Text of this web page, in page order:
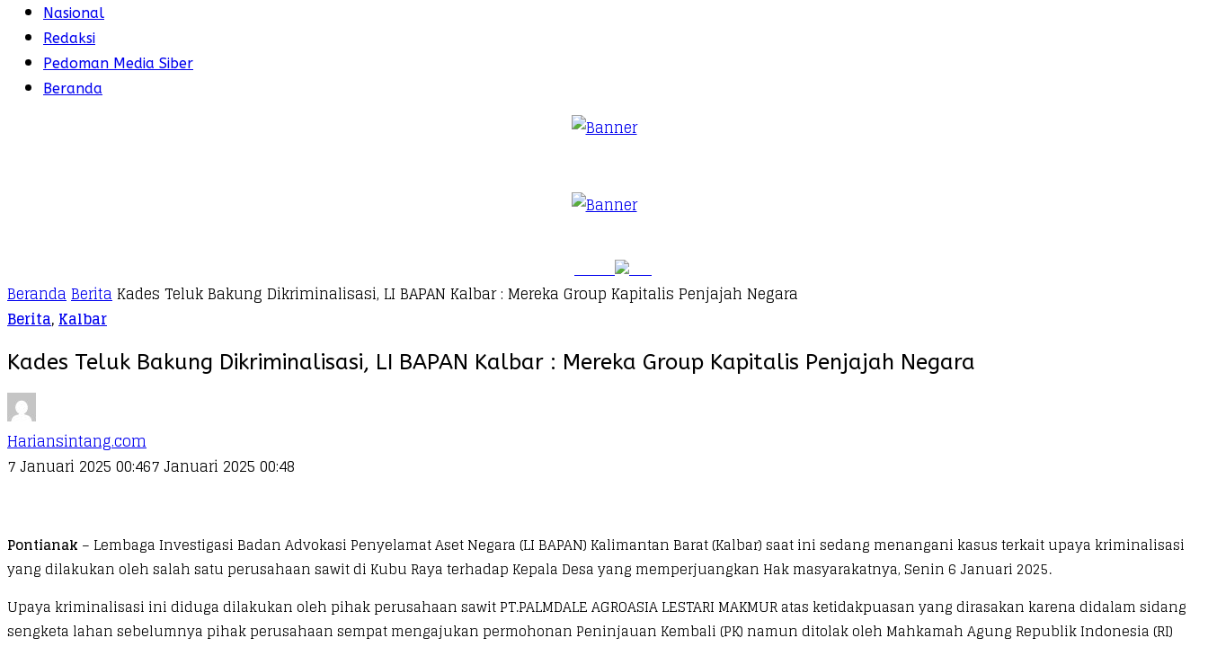
Nasional
Redaksi
Pedoman Media Siber
Beranda
BerandaBeritaKades Teluk Bakung Dikriminalisasi, LI BAPAN Kalbar : Mereka Group Kapitalis Penjajah Negara
Berita,Kalbar
Kades Teluk Bakung Dikriminalisasi, LI BAPAN Kalbar : Mereka Group Kapitalis Penjajah Negara
Hariansintang.com
7 Januari 2025 00:467 Januari 2025 00:48
Pontianak – Lembaga Investigasi Badan Advokasi Penyelamat Aset Negara (LI BAPAN) Kalimantan Barat (Kalbar) saat ini sedang menangani kasus terkait upaya kriminalisasi
yang dilakukan oleh salah satu perusahaan sawit di Kubu Raya terhadap Kepala Desa yang memperjuangkan Hak masyarakatnya, Senin 6 Januari 2025.
Upaya kriminalisasi ini diduga dilakukan oleh pihak perusahaan sawit PT.PALMDALE AGROASIA LESTARI MAKMUR atas ketidakpuasan yang dirasakan karena didalam sidang
sengketa lahan sebelumnya pihak perusahaan sempat mengajukan permohonan Peninjauan Kembali (PK) namun ditolak oleh Mahkamah Agung Republik Indonesia (RI)